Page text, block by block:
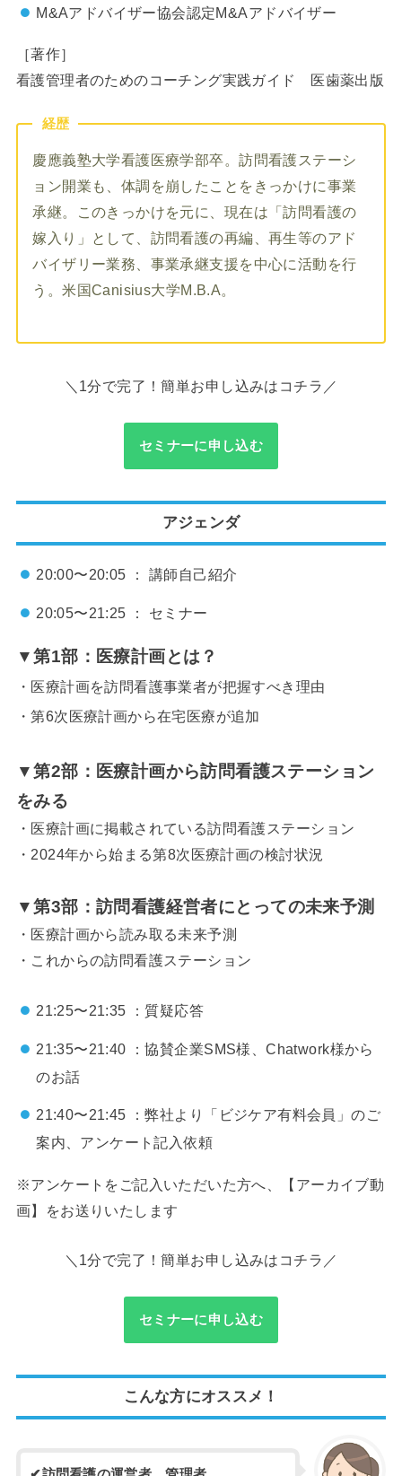
M&Aアドバイザー協会認定M&Aアドバイザー
［著作］
看護管理者のためのコーチング実践ガイド 医歯薬出版
経歴
慶應義塾大学看護医療学部卒。訪問看護ステーシ
ョン開業も、体調を崩したことをきっかけに事業
承継。このきっかけを元に、現在は「訪問看護の
嫁入り」として、訪問看護の再編、再生等のアド
バイザリー業務、事業承継支援を中心に活動を行
う。米国Canisius大学M.B.A。
＼1分で完了！簡単お申し込みはコチラ／
セミナーに申し込む
アジェンダ
20:00〜20:05 ： 講師自己紹介
20:05〜21:25 ： セミナー
▼第1部：医療計画とは？
・医療計画を訪問看護事業者が把握すべき理由
・第6次医療計画から在宅医療が追加
▼第2部：医療計画から訪問看護ステーション
をみる
・医療計画に掲載されている訪問看護ステーション
・2024年から始まる第8次医療計画の検討状況
▼第3部： 訪問看護経営者にとっての未来予測
・医療計画から読み取る未来予測
・これからの訪問看護ステーション
21:25〜21:35 ：質疑応答
21:35〜21:40 ：協賛企業SMS様、Chatwork様から
のお話
21:40〜21:45 ：弊社より「ビジケア有料会員」のご
案内、アンケート記入依頼
※アンケートをご記入いただいた方へ、【アーカイブ動
画】をお送りいたします
＼1分で完了！簡単お申し込みはコチラ／
セミナーに申し込む
こんな方にオススメ！